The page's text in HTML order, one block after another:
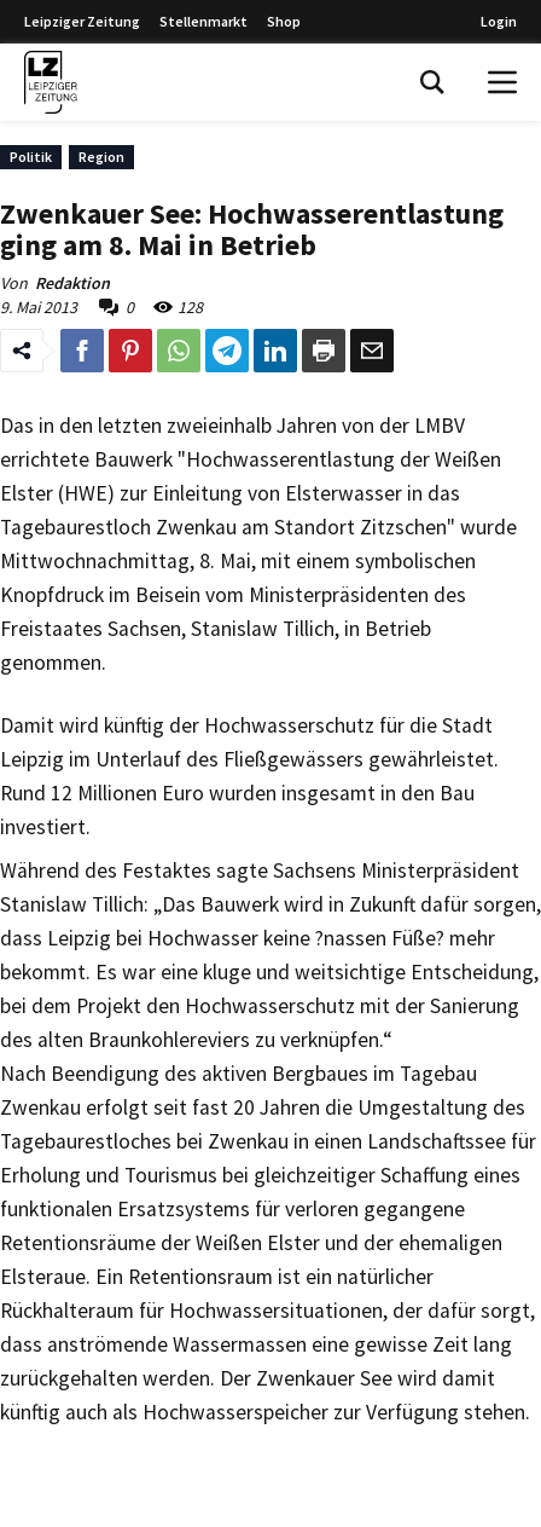
Leipziger Zeitung Stellenmarkt Shop Login
Politik Region
Zwenkauer See: Hochwasserentlastung
ging am 8. Mai in Betrieb
Von Redaktion
9. Mai 2013
0 128
Das in den letzten zweieinhalb Jahren von der LMBV
errichtete Bauwerk "Hochwasserentlastung der Weißen
Elster (HWE) zur Einleitung von Elsterwasser in das
Tagebaurestloch Zwenkau am Standort Zitzschen" wurde
Mittwochnachmittag, 8. Mai, mit einem symbolischen
Knopfdruck im Beisein vom Ministerpräsidenten des
Freistaates Sachsen, Stanislaw Tillich, in Betrieb
genommen.
Damit wird künftig der Hochwasserschutz für die Stadt
Leipzig im Unterlauf des Fließgewässers gewährleistet.
Rund 12 Millionen Euro wurden insgesamt in den Bau
investiert.
Während des Festaktes sagte Sachsens Ministerpräsident
Stanislaw Tillich: „Das Bauwerk wird in Zukunft dafür sorgen,
dass Leipzig bei Hochwasser keine ?nassen Füße? mehr
bekommt. Es war eine kluge und weitsichtige Entscheidung,
bei dem Projekt den Hochwasserschutz mit der Sanierung
des alten Braunkohlereviers zu verknüpfen.“
Nach Beendigung des aktiven Bergbaues im Tagebau
Zwenkau erfolgt seit fast 20 Jahren die Umgestaltung des
Tagebaurestloches bei Zwenkau in einen Landschaftssee für
Erholung und Tourismus bei gleichzeitiger Schaffung eines
funktionalen Ersatzsystems für verloren gegangene
Retentionsräume der Weißen Elster und der ehemaligen
Elsteraue. Ein Retentionsraum ist ein natürlicher
Rückhalteraum für Hochwassersituationen, der dafür sorgt,
dass anströmende Wassermassen eine gewisse Zeit lang
zurückgehalten werden. Der Zwenkauer See wird damit
künftig auch als Hochwasserspeicher zur Verfügung stehen.